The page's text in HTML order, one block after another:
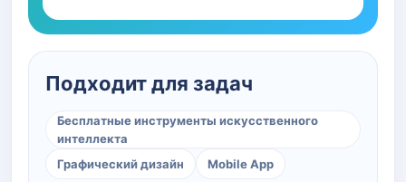
Подходит для задач
Бесплатные инструменты искусственного
интеллекта
Графический дизайн
Mobile App